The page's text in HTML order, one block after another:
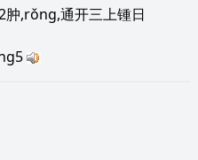
肿,rǒng,通开三上锺日